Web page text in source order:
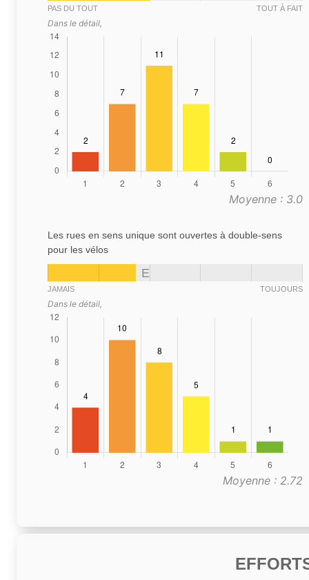
PAS DU TOUT TOUT À FAIT
Dans le détail,
Moyenne : 3.0
Les rues en sens unique sont ouvertes à double-sens
pour les vélos
E
JAMAIS TOUJOURS
Dans le détail,
Moyenne : 2.72